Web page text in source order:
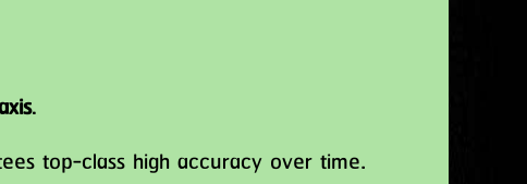
.
top-class high accuracy over time.